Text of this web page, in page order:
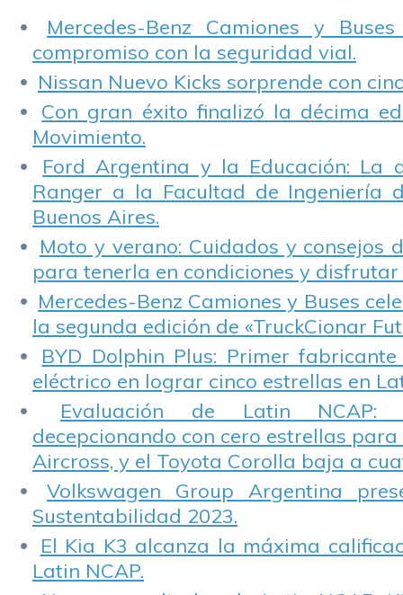
Mercedes-Benz Camiones y
compromiso con la seguridad vial.
Nissan Nuevo Kicks sorprende con
Con gran éxito finalizó la décima
Movimiento.
Ford Argentina y la Educación: La
Ranger a la Facultad de Ingeniería
Buenos Aires.
Moto y verano: Cuidados y consejos
para tenerla en condiciones y disfrutar
Mercedes-Benz Camiones y Buses
la segunda edición de «TruckCionar
BYD Dolphin Plus: Primer
eléctrico en lograr cinco estrellas en
Evaluación de Latin NCAP:
decepcionando con cero estrellas para
Aircross, y el Toyota Corolla baja a
Volkswagen Group Argentina
Sustentabilidad 2023.
El Kia K3 alcanza la máxima
Latin NCAP.